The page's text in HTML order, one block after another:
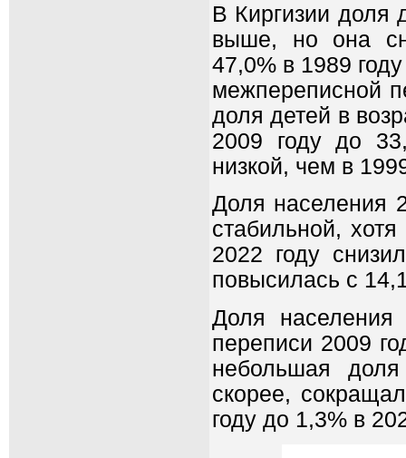
В Киргизии доля
выше, но она
47,0% в 1989
межпереписной
доля детей в
2009 году до
низкой, чем в
Доля населения
стабильной,
2022 году
повысилась с
Доля
переписи 2009
небольшая
скорее,
году до 1,3% в